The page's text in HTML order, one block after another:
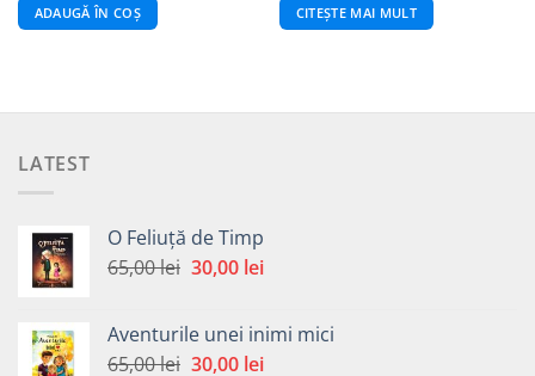
a
fost:
59,00 lei.
ADAUGĂ ÎN COȘ a
fost:
59,00 lei.
este:
40,00 lei.
CITEȘTE MAI MULT
LATEST
O Feliuță de Timp
65,00lei Prețul
fost:
65,00 lei.
30,00 leiPrețul
30,00 lei.
Aventurile unei inimi mici
65,00lei Prețul
30,00 leiPrețul